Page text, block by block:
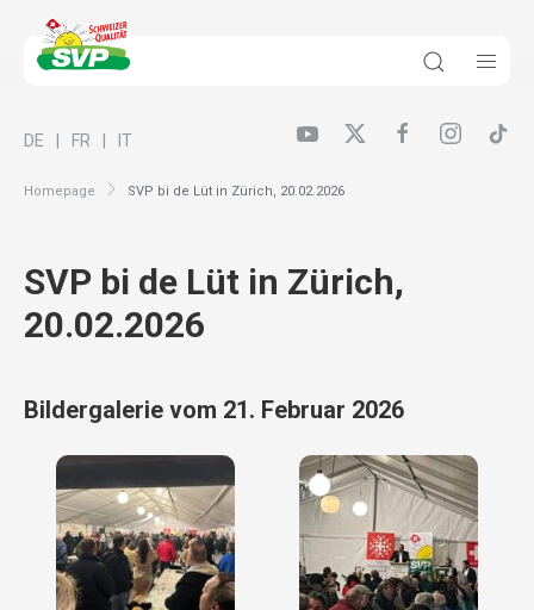
Homepage SVP bi de Lüt in Zürich, 20.02.2026
DE FR IT
SVP bi de Lüt in Zürich,
20.02.2026
Bildergalerie vom 21. Februar 2026